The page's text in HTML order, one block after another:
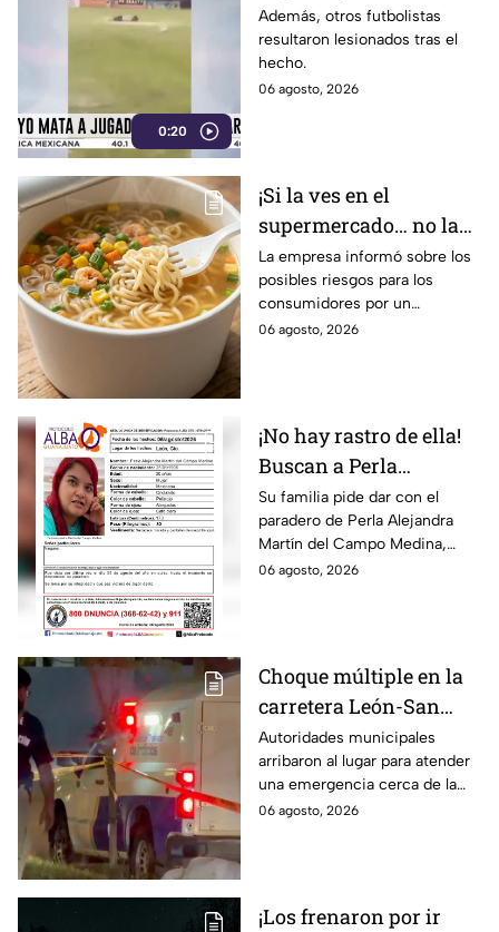
0:20
tras ser alcanzado por
un rayo en pleno
partido
Además, otros futbolistas
resultaron lesionados tras el
hecho.
06 agosto, 2026
¡Si la ves en el
supermercado… no la
compres! Retiran
reconocida sopa
instantánea por riesgo
en uno de sus
La empresa informó sobre los
posibles riesgos para los
consumidores por un
ingrediente extra en el
06 agosto, 2026
¡No hay rastro de ella!
Buscan a Perla
Alejandra Martín del
Campo Medina,
desaparecida en
Guanajuato
Su familia pide dar con el
paradero de Perla Alejandra
Martín del Campo Medina,
quien fue vista por última vez
06 agosto, 2026
Choque múltiple en la
carretera León-San
Francisco del Rincón;
deja una persona sin
vid4
Autoridades municipales
arribaron al lugar para atender
una emergencia cerca de la
comunidad de La Mora.
06 agosto, 2026
¡Los frenaron por ir